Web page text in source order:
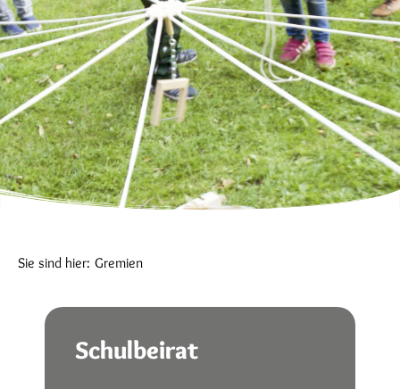
Sie sind hier: Gremien
Schulbeirat